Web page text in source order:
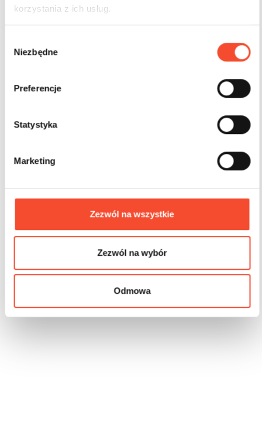
korzystania z ich usług.
Niezbędne
Preferencje
Statystyka
Marketing
Zezwól na wszystkie
Zezwól na wybór
Odmowa
81,09 m2